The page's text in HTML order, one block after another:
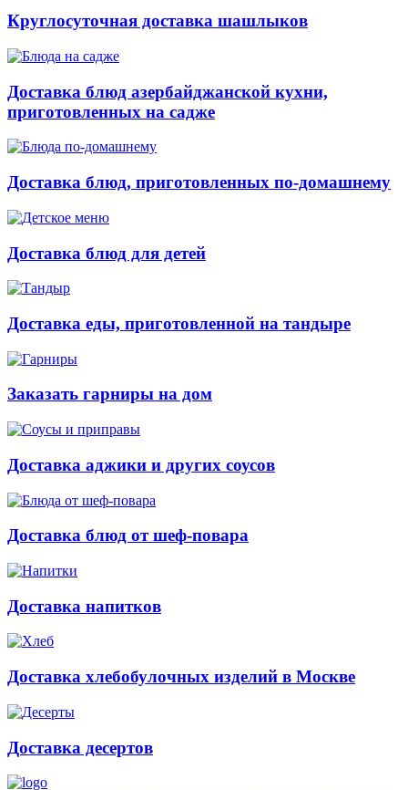
Круглосуточная доставка шашлыков
Доставка блюд азербайджанской кухни,
приготовленных на садже
Доставка блюд, приготовленных по-домашнему
Доставка блюд для детей
Доставка еды, приготовленной на тандыре
Заказать гарниры на дом
Доставка аджики и других соусов
Доставка блюд от шеф-повара
Доставка напитков
Доставка хлебобулочных изделий в Москве
Доставка десертов